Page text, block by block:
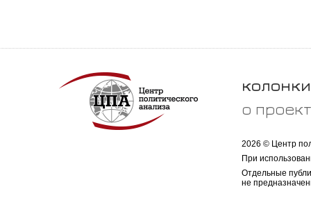
колонки
о
2026 © Центр
При
Отдельные
не